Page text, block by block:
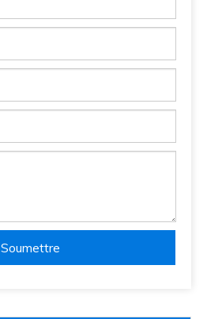
Soumettre